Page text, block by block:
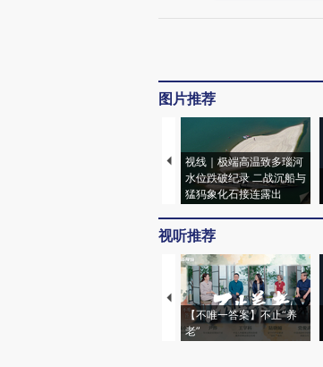
图片推荐
视线｜极端高温致多瑙河
水位跌破纪录 二战沉船与
猛犸象化石接连露出
视听推荐
【不唯一答案】不止“养
老”